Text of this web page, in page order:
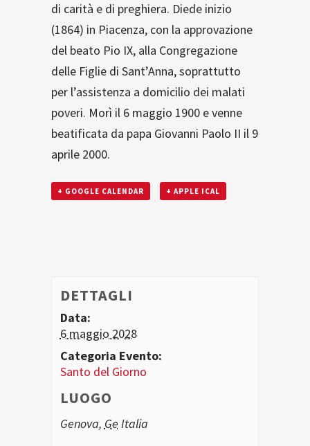
di carità e di preghiera. Diede inizio
(1864) in Piacenza, con la approvazione
del beato Pio IX, alla Congregazione
delle Figlie di Sant’Anna, soprattutto
per l’assistenza a domicilio dei malati
poveri. Morì il 6 maggio 1900 e venne
beatificata da papa Giovanni Paolo II il 9
aprile 2000.
+ GOOGLE CALENDAR + APPLE ICAL
DETTAGLI
Data:
6 maggio 2028
Categoria Evento:
Santo del Giorno
LUOGO
Genova, Ge Italia